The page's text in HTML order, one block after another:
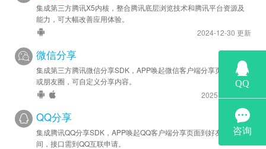
集成第三方腾讯X5内核，整合腾讯底层浏览技术和腾讯平台资源及
能力，可大幅改善应用体验。
2024-12-30 更新
微信分享
集成第三方腾讯微信分享SDK，APP唤起微信客户端分享页面到好友
或朋友圈，可自定义分享内容。
2025-8-14 更新
QQ分享
集成腾讯QQ分享SDK，APP唤起QQ客户端分享页面到好友或QQ空
间，接口需到QQ互联申请。